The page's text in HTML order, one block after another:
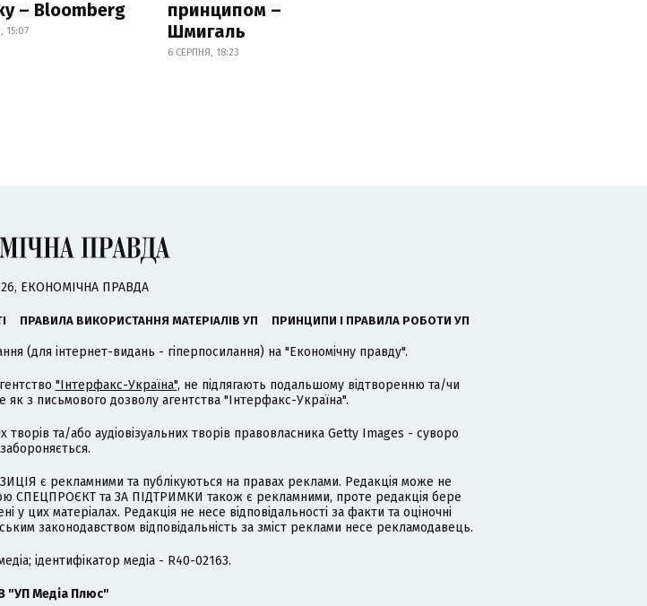
– Bloomberg
15:07
принципом –
Шмигаль
6 СЕРПНЯ, 18:23
ЕКОНОМІЧНА ПРАВДА
ПРАВИЛА ВИКОРИСТАННЯ МАТЕРІАЛІВ УП ПРИНЦИПИ І ПРАВИЛА РОБОТИ УП
(для інтернет-видань - гіперпосилання) на "Економічну правду".
"Інтерфакс-Україна", не підлягають подальшому відтворенню та/чи
з письмового дозволу агентства "Інтерфакс-Україна".
та/або аудіовізуальних творів правовласника Getty Images - суворо
забороняється.
є рекламними та публікуються на правах реклами. Редакція може не
СПЕЦПРОЄКТ та ЗА ПІДТРИМКИ також є рекламними, проте редакція бере
у цих матеріалах. Редакція не несе відповідальності за факти та оціночні
законодавством відповідальність за зміст реклами несе рекламодавець.
ідентифікатор медіа - R40-02163.
"УП Медіа Плюс"